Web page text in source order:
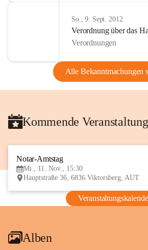
So., 9. Sept. 2012
Verordnung über das
Verordnungen
Alle Bekanntmachungen
Kommende
Notar-Amtstag
Mi., 11. Nov., 15:30
Hauptstraße 36, 6836 Viktorsberg, AUT
Alben